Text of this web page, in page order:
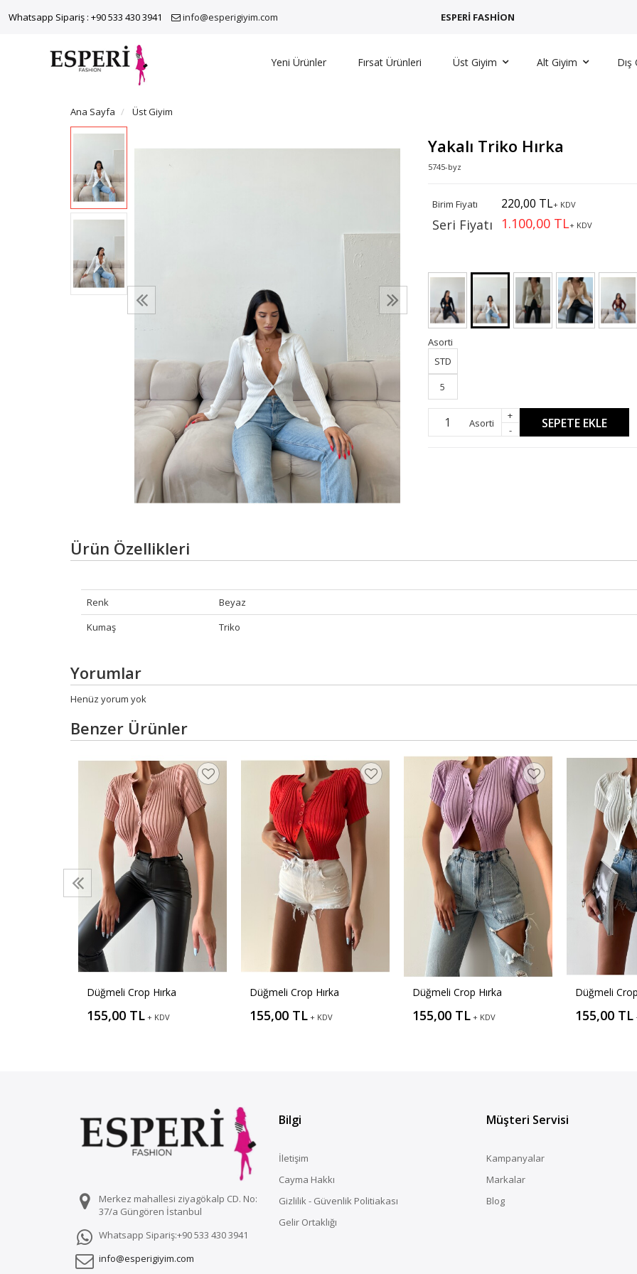
Whatsapp Sipariş : +90 533 430 3941 info@esperigiyim.com ESPERİ FASHİON
Yeni Ürünler Fırsat Ürünleri Üst Giyim Alt Giyim Dış
Ana Sayfa Üst Giyim
Yakalı Triko Hırka
5745-byz
Birim Fiyatı 220,00 TL+ KDV
Seri Fiyatı 1.100,00 TL+ KDV
Asorti
STD
5
Asorti
+
-
SEPETE EKLE
Ürün Özellikleri
Renk
Beyaz
Kumaş
Triko
Yorumlar
Henüz yorum yok
Benzer Ürünler
Düğmeli Crop Hırka
155,00 TL + KDV
Düğmeli Crop Hırka
155,00 TL + KDV
Düğmeli Crop Hırka
155,00 TL + KDV
Düğmeli
155,00 TL
Merkez mahallesi ziyagökalp CD. No:
37/a Güngören İstanbul
Whatsapp Sipariş:+90 533 430 3941
info@esperigiyim.com
Bilgi
İletişim
Cayma Hakkı
Gizlilik - Güvenlik Politiakası
Gelir Ortaklığı
Müşteri Servisi
Kampanyalar
Markalar
Blog